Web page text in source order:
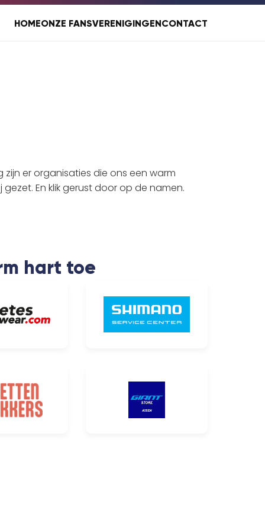
HOMEONZE FANSVERENIGINGENCONTACT
er organisaties die ons een warm
En klik gerust door op de namen.
hart toe